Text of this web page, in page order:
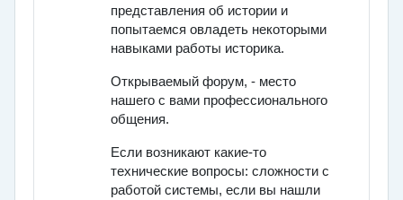
представления об истории и
попытаемся овладеть некоторыми
навыками работы историка.
Открываемый форум, - место
нашего с вами профессионального
общения.
Если возникают какие-то
технические вопросы: сложности с
работой системы, если вы нашли